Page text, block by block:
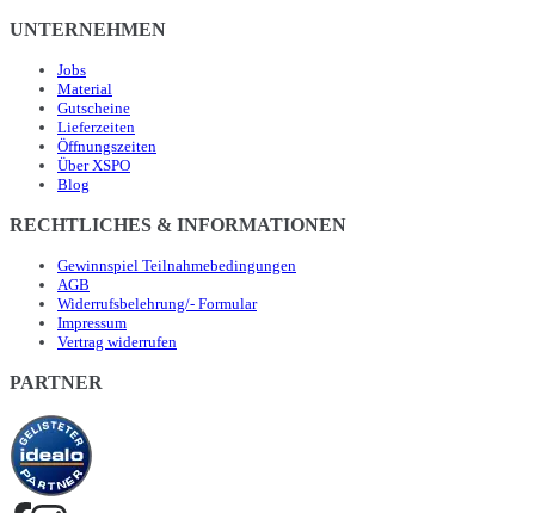
UNTERNEHMEN
Jobs
Material
Gutscheine
Lieferzeiten
Öffnungszeiten
Über XSPO
Blog
RECHTLICHES & INFORMATIONEN
Gewinnspiel Teilnahmebedingungen
AGB
Widerrufsbelehrung/- Formular
Impressum
Vertrag widerrufen
PARTNER